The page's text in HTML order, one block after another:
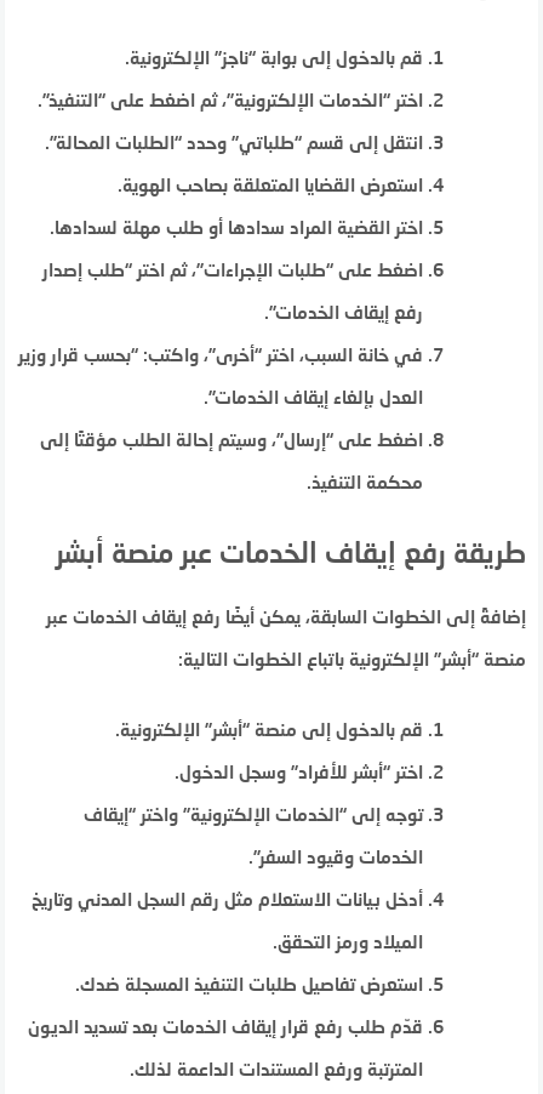
قم بالدخول إلى بوابة “ناجز” الإلكترونية.
اختر “الخدمات الإلكترونية”، ثم اضغط على “التنفيذ”.
انتقل إلى قسم “طلباتي” وحدد “الطلبات المحالة”.
استعرض القضايا المتعلقة بصاحب الهوية.
اختر القضية المراد سدادها أو طلب مهلة لسدادها.
اضغط على “طلبات الإجراءات”، ثم اختر “طلب إصدار
رفع إيقاف الخدمات”.
في خانة السبب، اختر “أخرى”، واكتب: “بحسب قرار وزير
العدل بإلغاء إيقاف الخدمات”.
اضغط على “إرسال”، وسيتم إحالة الطلب مؤقتًا إلى
محكمة التنفيذ.
طريقة رفع إيقاف الخدمات عبر منصة أبشر
إضافةً إلى الخطوات السابقة، يمكن أيضًا رفع إيقاف الخدمات عبر
منصة “أبشر” الإلكترونية باتباع الخطوات التالية:
قم بالدخول إلى منصة “أبشر” الإلكترونية.
اختر “أبشر للأفراد” وسجل الدخول.
توجه إلى “الخدمات الإلكترونية” واختر “إيقاف
الخدمات وقيود السفر”.
أدخل بيانات الاستعلام مثل رقم السجل المدني وتاريخ
الميلاد ورمز التحقق.
استعرض تفاصيل طلبات التنفيذ المسجلة ضدك.
قدّم طلب رفع قرار إيقاف الخدمات بعد تسديد الديون
المترتبة ورفع المستندات الداعمة لذلك.